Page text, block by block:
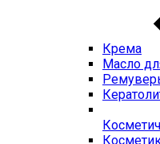
Крема
Масло